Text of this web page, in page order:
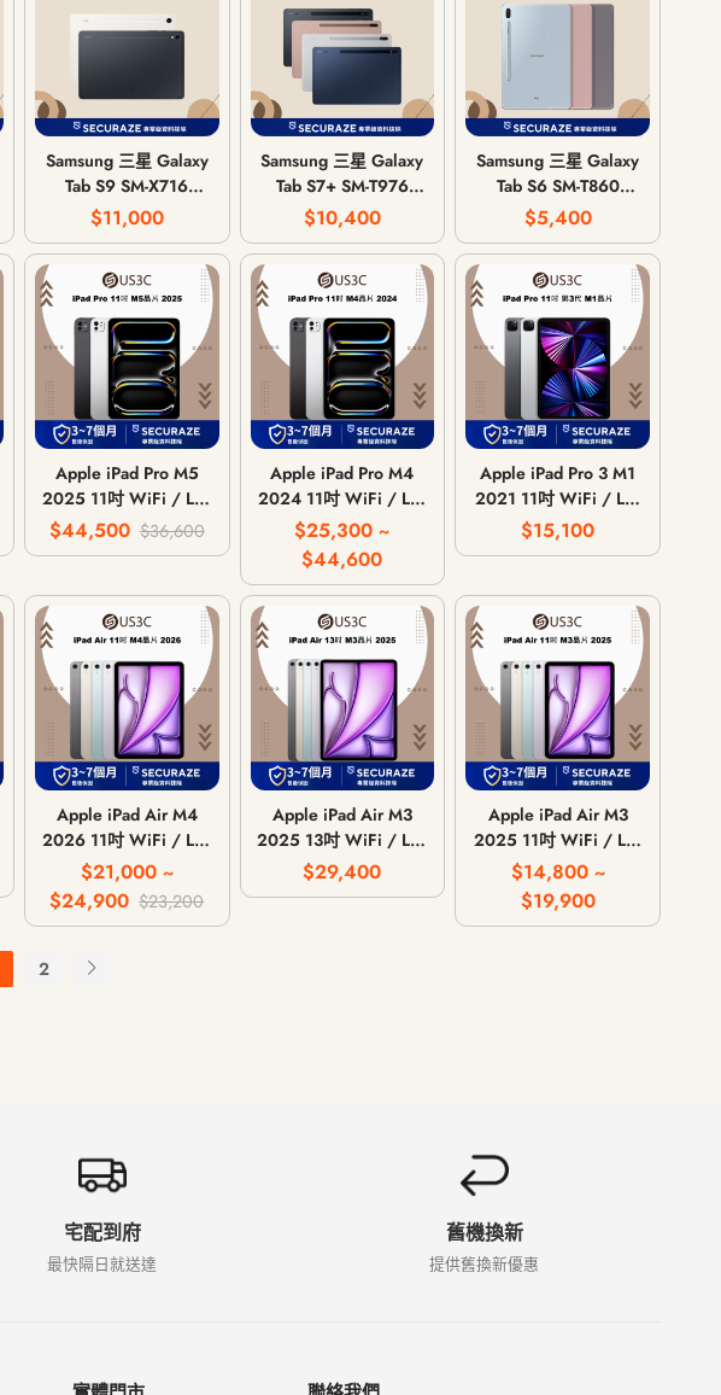
Samsung 三星 Galaxy
Tab S9 SM-X716
8G/128G 行動網路版
$11,000
Samsung 三星 Galaxy
Tab S7+ SM-T976
6G/128G 行動網路版
$10,400
Samsung 三星 Galaxy
Tab S6 SM-T860
6G/128G WiFi版
$5,400
Apple iPad Pro M5
2025 11吋 WiFi / LTE
行動網路 / 256G
512G 1T 2T
$44,500 $36,600
Apple iPad Pro M4
2024 11吋 WiFi / LTE
行動網路 / 256G
512G 1T 2T
$25,300 ~
$44,600
Apple iPad Pro 3 M1
2021 11吋 WiFi / LTE
行動網路 / 128G
256G 512G 1T 2T
$15,100
Apple iPad Air M4
2026 11吋 WiFi / LTE
行動網路 / 128G
256G 512G 1T
$21,000 ~
$24,900 $23,200
Apple iPad Air M3
2025 13吋 WiFi / LTE
行動網路 / 128G
256G 512G 1T
$29,400
Apple iPad Air M3
2025 11吋 WiFi / LTE
行動網路 / 128G
256G 512G 1T
$14,800 ~
$19,900
2
宅配到府
最快隔日就送達
舊機換新
提供舊換新優惠